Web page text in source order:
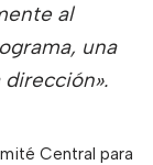
al
una
Central para